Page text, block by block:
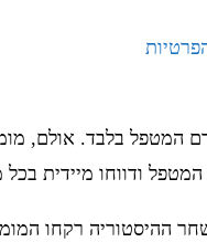
המטפל בלבד. אולם,
ודווחו מיידית
ההיסטוריה רקחו